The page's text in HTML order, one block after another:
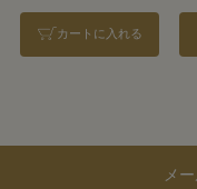
カートに入れる
メ